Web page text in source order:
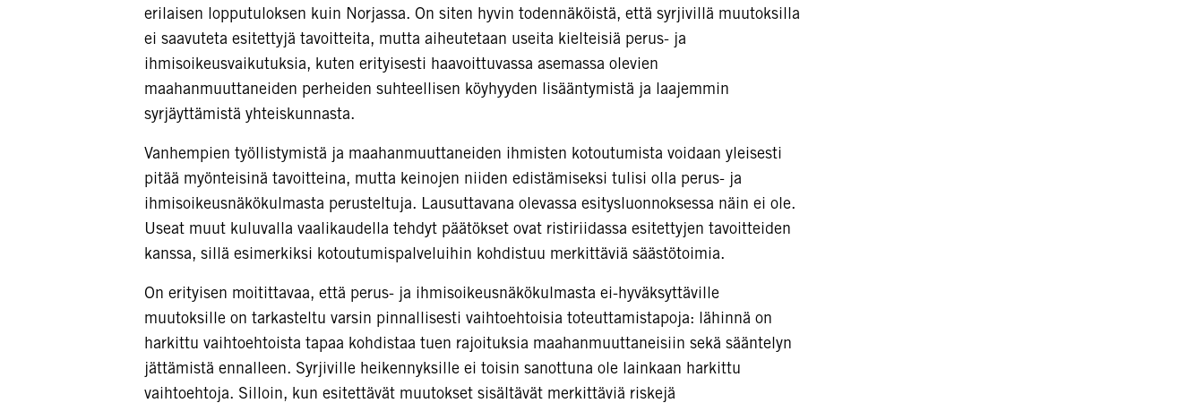
erilaisen lopputuloksen kuin Norjassa. On siten hyvin todennäköistä, että syrjivillä muutoksilla
ei saavuteta esitettyjä tavoitteita, mutta aiheutetaan useita kielteisiä perus- ja
ihmisoikeusvaikutuksia, kuten erityisesti haavoittuvassa asemassa olevien
maahanmuuttaneiden perheiden suhteellisen köyhyyden lisääntymistä ja laajemmin
syrjäyttämistä yhteiskunnasta.
Vanhempien työllistymistä ja maahanmuuttaneiden ihmisten kotoutumista voidaan yleisesti
pitää myönteisinä tavoitteina, mutta keinojen niiden edistämiseksi tulisi olla perus- ja
ihmisoikeusnäkökulmasta perusteltuja. Lausuttavana olevassa esitysluonnoksessa näin ei ole.
Useat muut kuluvalla vaalikaudella tehdyt päätökset ovat ristiriidassa esitettyjen tavoitteiden
kanssa, sillä esimerkiksi kotoutumispalveluihin kohdistuu merkittäviä säästötoimia.
On erityisen moitittavaa, että perus- ja ihmisoikeusnäkökulmasta ei-hyväksyttäville
muutoksille on tarkasteltu varsin pinnallisesti vaihtoehtoisia toteuttamistapoja: lähinnä on
harkittu vaihtoehtoista tapaa kohdistaa tuen rajoituksia maahanmuuttaneisiin sekä sääntelyn
jättämistä ennalleen. Syrjiville heikennyksille ei toisin sanottuna ole lainkaan harkittu
vaihtoehtoja. Silloin, kun esitettävät muutokset sisältävät merkittäviä riskejä